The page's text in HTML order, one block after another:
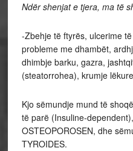
Ndër shenjat e tjera, ma të
-Zbehje të ftyrës, ulcerime
probleme me dhambët,
dhimbje barku, gazra,
(steatorrohea), krumje
Kjo sëmundje mund të
të parë (Insuline-
OSTEOPOROSEN, dhe
TYROIDES.